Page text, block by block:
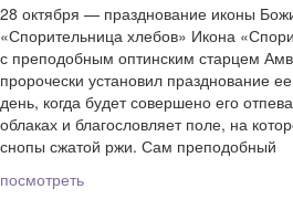
28 октября — празднование иконы
«Спорительница хлебов» Икона
с преподобным оптинским старцем
пророчески установил празднование
день, когда будет совершено его
облаках и благословляет поле, на
снопы сжатой ржи. Сам преподобный
посмотреть